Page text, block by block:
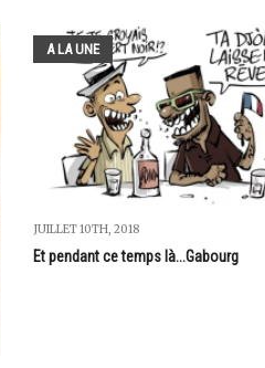
A LA UNE
JUILLET 10TH, 2018
Et pendant ce temps là...Gabourg